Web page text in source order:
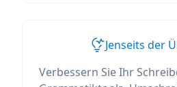
Jenseits der
Verbessern Sie Ihr